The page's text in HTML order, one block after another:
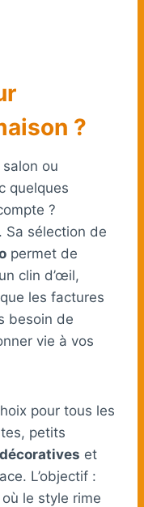
?
ou
quelques
?
Sa sélection de
permet de
clin d’œil,
les factures
besoin de
vie à vos
pour tous les
petits
et
L’objectif :
le style rime